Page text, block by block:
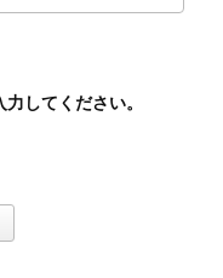
してください。